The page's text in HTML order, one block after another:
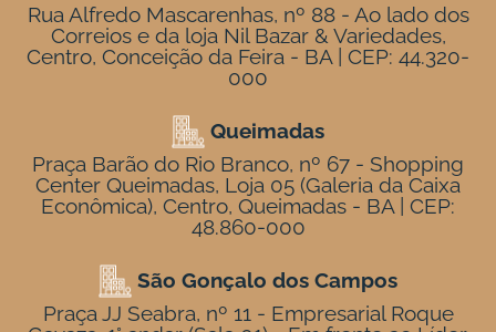
Rua Alfredo Mascarenhas, nº 88 - Ao lado dos
Correios e da loja Nil Bazar & Variedades,
Centro, Conceição da Feira - BA | CEP: 44.320-
000
Queimadas
Praça Barão do Rio Branco, nº 67 - Shopping
Center Queimadas, Loja 05 (Galeria da Caixa
Econômica), Centro, Queimadas - BA | CEP:
48.860-000
São Gonçalo dos Campos
Praça JJ Seabra, nº 11 - Empresarial Roque